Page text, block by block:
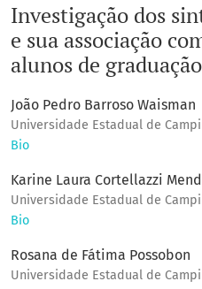
Investigação dos
e sua associação
alunos de
João Pedro Barroso Waisman
Universidade Estadual de
Bio
Karine Laura Cortellazzi
Universidade Estadual de
Bio
Rosana de Fátima Possobon
Universidade Estadual de